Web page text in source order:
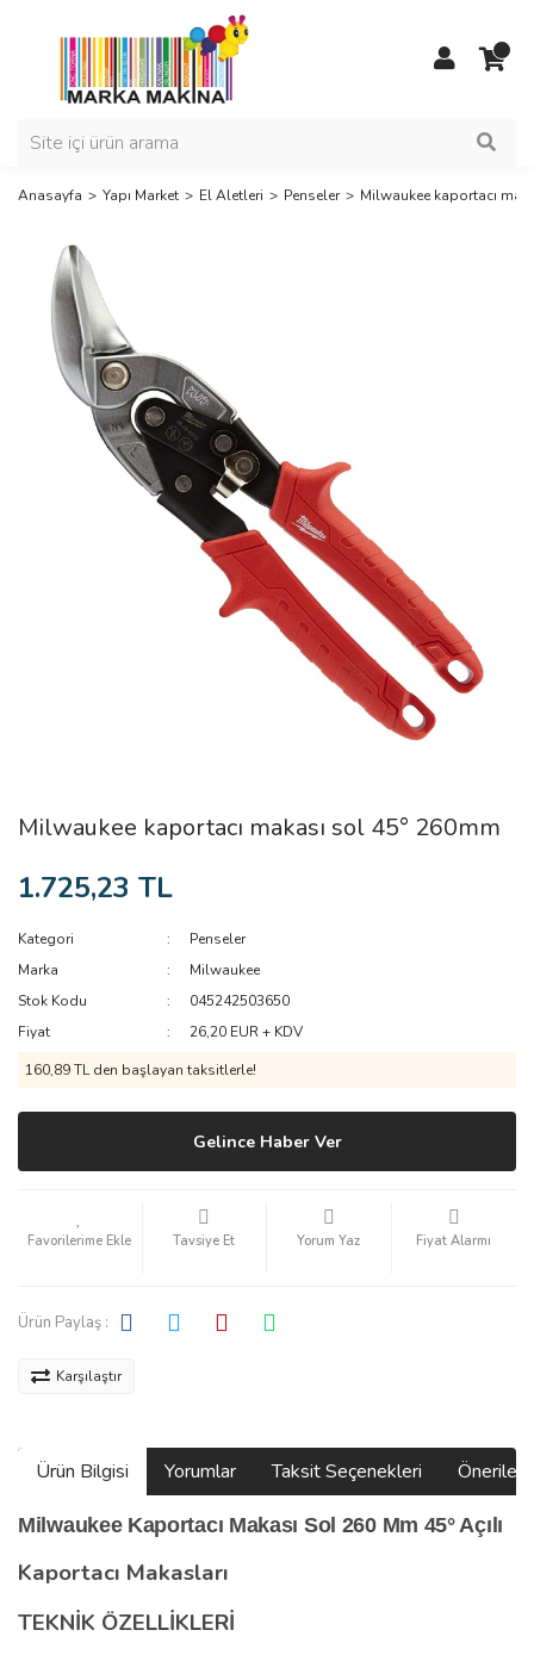
Anasayfa Yapı Market El Aletleri Penseler Milwaukee kaportacı
Milwaukee kaportacı makası sol 45° 260mm
1.725,23 TL
Kategori
Penseler
Marka
Milwaukee
Stok Kodu
045242503650
Fiyat
26,20 EUR + KDV
160,89 TL den başlayan taksitlerle!
Gelince Haber Ver
Tavsiye Et Yorum Yaz Fiyat Alarmı
Ürün Paylaş :
Karşılaştır
Ürün Bilgisi Yorumlar Taksit Seçenekleri
Milwaukee Kaportacı Makası Sol 260 Mm 45° Açılı
Kaportacı Makasları
TEKNİK ÖZELLİKLERİ